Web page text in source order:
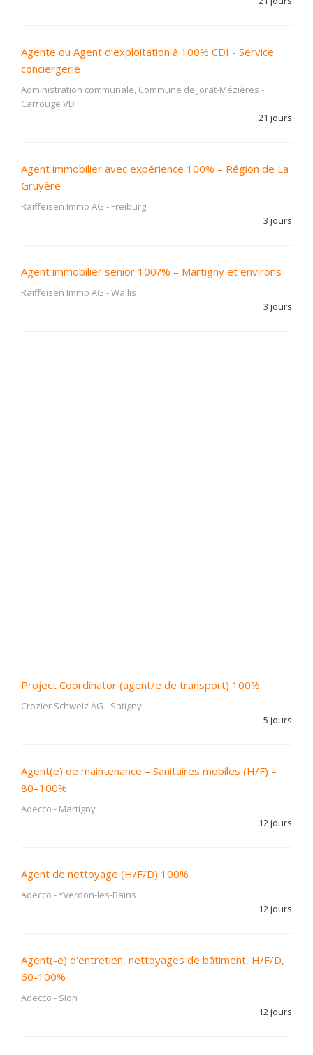
Agente ou Agent d’exploitation à 100% CDI - Service
conciergerie
Administration communale, Commune de Jorat-Mézières -
Carrouge VD
21 jours
Agent immobilier avec expérience 100% – Région de La
Gruyère
Raiffeisen Immo AG - Freiburg
3 jours
Agent immobilier senior 100?% – Martigny et environs
Raiffeisen Immo AG -Wallis
3 jours
Project Coordinator (agent/e de transport) 100%
Crozier Schweiz AG - Satigny
5 jours
Agent(e) de maintenance – Sanitaires mobiles (H/F) –
80–100%
Adecco - Martigny
12 jours
Agent de nettoyage (H/F/D) 100%
Adecco -Yverdon-les-Bains
12 jours
Agent(-e) d'entretien, nettoyages de bâtiment, H/F/D,
60-100%
Adecco - Sion
12 jours